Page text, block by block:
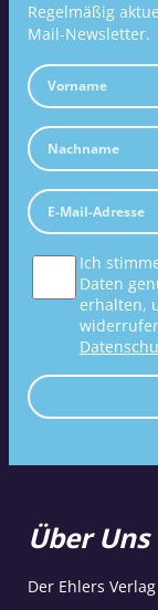
Regelmäßig
Mail-Newsletter.
Ich
Daten
erhalten,
Über Uns
Der Ehlers Verlag